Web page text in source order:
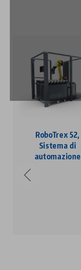
RoboTrex 52,
Sistema di
automazione